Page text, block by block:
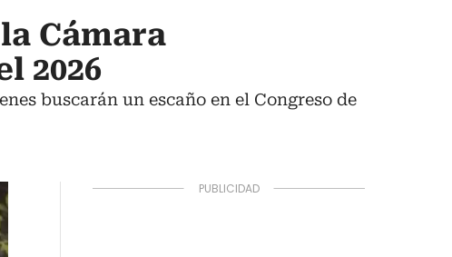
Cámara
2026
buscarán un escaño en el Congreso de